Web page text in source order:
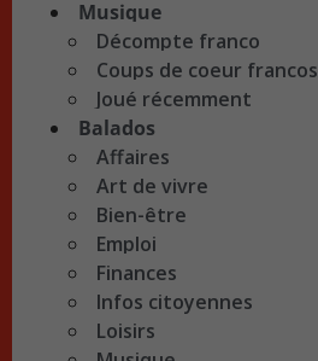
Musique
Décompte franco
Coups de coeur francos
Joué récemment
Balados
Affaires
Art de vivre
Bien-être
Emploi
Finances
Infos citoyennes
Loisirs